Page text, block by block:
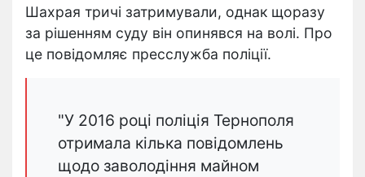
Шахрая тричі затримували, однак щоразу
за рішенням суду він опинявся на волі. Про
це повідомляє пресслужба поліції.
"У 2016 році поліція Тернополя
отримала кілька повідомлень
щодо заволодіння майном